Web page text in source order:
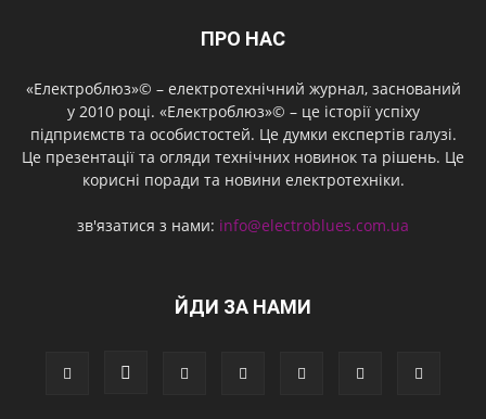
ПРО НАС
«Електроблюз»© – електротехнічний журнал, заснований
у 2010 році. «Електроблюз»© – це історії успіху
підприємств та особистостей. Це думки експертів галузі.
Це презентації та огляди технічних новинок та рішень. Це
корисні поради та новини електротехніки.
зв'язатися з нами: info@electroblues.com.ua
ЙДИ ЗА НАМИ